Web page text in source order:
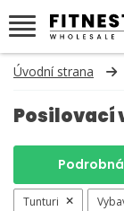
Úvodní strana
Posilovací
Tunturi